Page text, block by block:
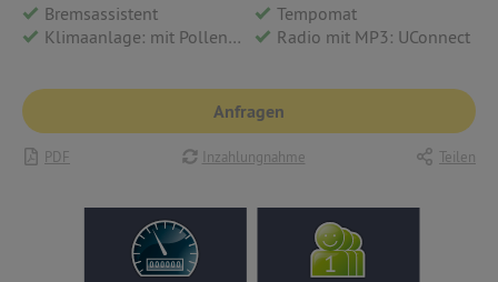
Bremsassistent
Tempomat
Klimaanlage: mit Pollenfilter
Radio mit MP3: UConnect
Anfragen
PDF Inzahlungnahme Teilen